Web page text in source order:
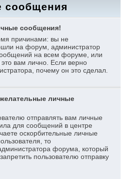
сообщения
сообщения!
причинами: вы не
на форум, администратор
на всем форуме, или
вам лично. Если верно
почему он это сделал.
личные
отправлять вам личные
для сообщений в центре
оскорбительные личные
то
форума, который
пользователю отправку